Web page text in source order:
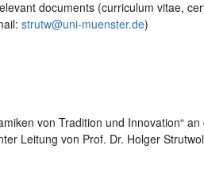
documents (curriculum vitae,
strutw@uni-muenster.de)
von Tradition und Innovation“
Leitung von Prof. Dr. Holger